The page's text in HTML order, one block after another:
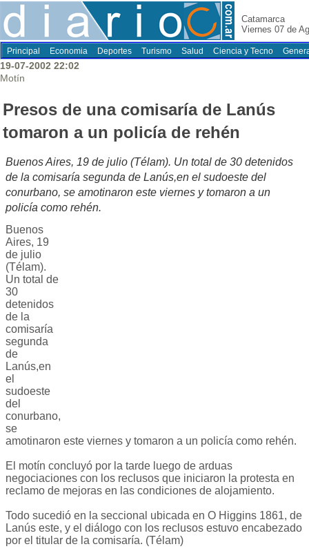
Catamarca
Viernes 07 de
Principal Economia Deportes Turismo Salud Ciencia y Tecno
19-07-2002 22:02
Motín
Presos de una comisaría de Lanús
tomaron a un policía de rehén
Buenos Aires, 19 de julio (Télam). Un total de 30 detenidos
de la comisaría segunda de Lanús,en el sudoeste del
conurbano, se amotinaron este viernes y tomaron a un
policía como rehén.
Buenos
Aires, 19
de julio
(Télam).
Un total de
30
detenidos
de la
comisaría
segunda
de
Lanús,en
el
sudoeste
del
conurbano,
se
amotinaron este viernes y tomaron a un policía como rehén.
El motín concluyó por la tarde luego de arduas
negociaciones con los reclusos que iniciaron la protesta en
reclamo de mejoras en las condiciones de alojamiento.
Todo sucedió en la seccional ubicada en O Higgins 1861, de
Lanús este, y el diálogo con los reclusos estuvo encabezado
por el titular de la comisaría. (Télam)